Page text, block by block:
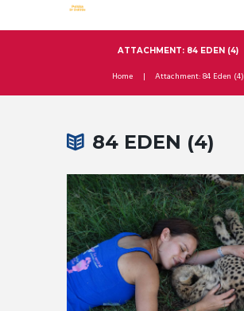
ATTACHMENT: 84 EDEN (4)
Home Attachment: 84 Eden (4)
84 EDEN (4)